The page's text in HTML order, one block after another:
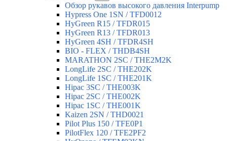
Обзор рукавов высокого давления Interpump
Hypress One 1SN / TFD0012
HyGreen R15 / TFDR015
HyGreen R13 / TFDR013
HyGreen 4SH / TFDR4SH
BIO - FLEX / THDB4SH
MARATHON 2SC / THE2M2K
LongLife 2SC / THE202K
LongLife 1SC / THE201K
Hipac 3SC / THE003K
Hipac 2SC / THE002K
Hipac 1SC / THE001K
Kaizen 2SN / THD0021
Pilot Plus 150 / TFE0P1
PilotFlex 120 / TFE2PF2